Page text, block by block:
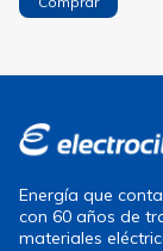
Energía que
con 60 años de
materiales